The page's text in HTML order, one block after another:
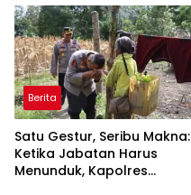
Berita
Satu Gestur, Seribu Makna:
Ketika Jabatan Harus
Menunduk, Kapolres